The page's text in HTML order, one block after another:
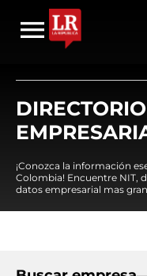
¡Conozca la información
Colombia! Encuentre NIT,
datos empresarial mas